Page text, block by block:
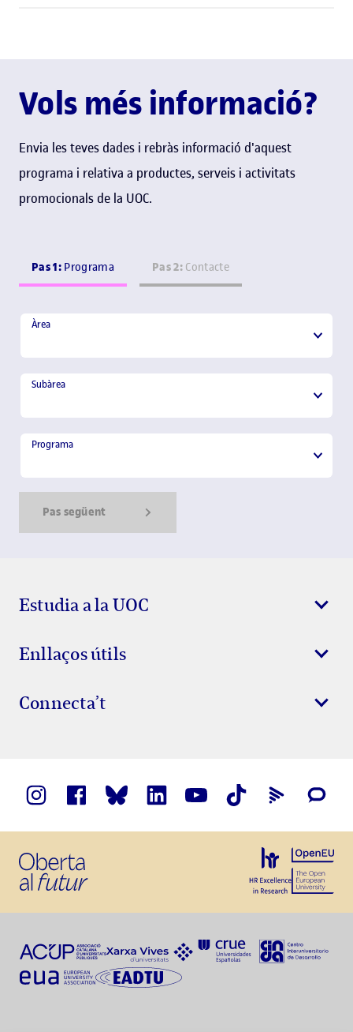
Vols més informació?
Envia les teves dades i rebràs informació d'aquest
programa i relativa a productes, serveis i activitats
promocionals de la UOC.
Pas 1:Programa Pas 2:Contacte
Àrea
Àrea
Subàrea
Subàrea
Programa
Programa
Pas següent
Estudia a la UOC
Enllaços útils
Connecta’t